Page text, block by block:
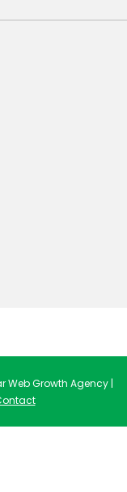
Web Growth Agency |